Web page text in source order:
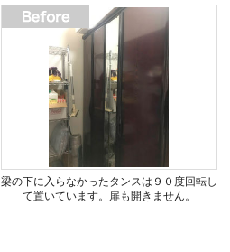
梁の下に入らなかったタンスは９０度回転し
て置いています。扉も開きません。